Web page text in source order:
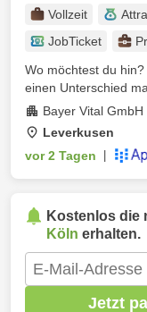
Vollzeit
JobTicket
Wo möchtest du
einen Unterschied
Bayer Vital GmbH
Leverkusen
vor 2 Tagen
Kostenlos die
Köln erhalten.
Jetzt